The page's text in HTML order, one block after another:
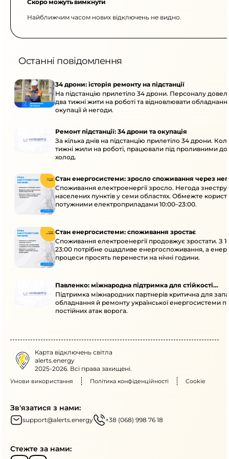
Скоро можуть вимкнути
Найближчим часом нових відключень не видно.
Останні повідомлення
34 дрони: історія ремонту на підстанції
На підстанцію прилетіло 34 дрони. Персоналу
два тижні жити на роботі та відновлювати
окупації й негоди.
Ремонт підстанції: 34 дрони та окупація
За кілька днів на підстанцію прилетіло 34 дрони.
тижні жили на роботі, працювали під проливними
холод.
Стан енергосистеми: зросло споживання через
Споживання електроенергії зросло. Негода
населених пунктів у семи областях. Обмежте
потужними електроприладами 10:00–23:00.
Стан енергосистеми: споживання зростає
Споживання електроенергії продовжує зростати. З
23:00 потрібне ощадливе енергоспоживання, а
процеси просять перенести на нічні години.
Павленко: міжнародна підтримка для стійкості
енергосистеми
Підтримка міжнародних партнерів критична для
обладнання й ремонту української енергосистеми
постійних атак ворога.
Карта відключень світла
alerts.energy
2025-2026. Всі права захищені.
Умови використання Політика конфіденційності Cookie
Зв'язатися з нами:
support@alerts.energy +38 (068) 998 76 18
Стежте за нами: